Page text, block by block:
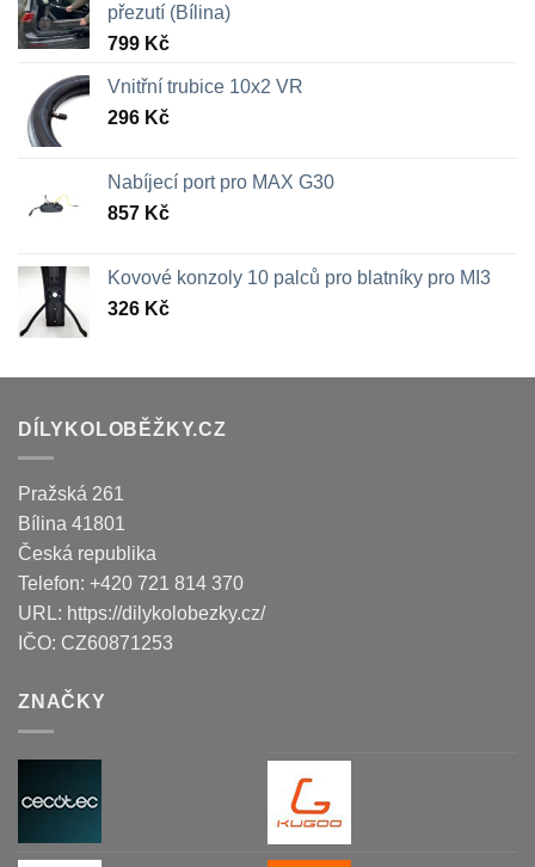
přezutí (Bílina)
799 Kč
Vnitřní trubice 10x2 VR
296 Kč
Nabíjecí port pro MAX G30
857 Kč
Kovové konzoly 10 palců pro blatníky pro MI3
326 Kč
DÍLYKOLOBĚŽKY.CZ
Pražská 261
Bílina 41801
Česká republika
Telefon: +420 721 814 370
URL: https://dilykolobezky.cz/
IČO: CZ60871253
ZNAČKY